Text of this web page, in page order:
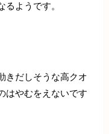
ようです。
きだしそうな高クオ
はやむをえないです